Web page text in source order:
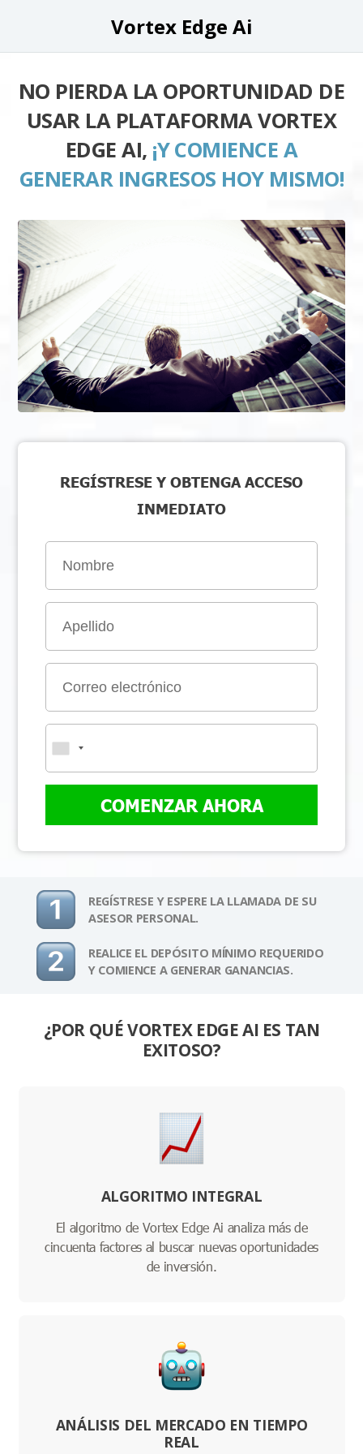
Vortex Edge Ai
NO PIERDA LA OPORTUNIDAD DE
USAR LA PLATAFORMA VORTEX
EDGE AI, ¡Y COMIENCE A
GENERAR INGRESOS HOY MISMO!
REGÍSTRESE Y OBTENGA ACCESO
INMEDIATO
COMENZAR AHORA
REGÍSTRESE Y ESPERE LA LLAMADA DE SU
ASESOR PERSONAL.
REALICE EL DEPÓSITO MÍNIMO REQUERIDO
Y COMIENCE A GENERAR GANANCIAS.
¿POR QUÉ VORTEX EDGE AI ES TAN
EXITOSO?
ALGORITMO INTEGRAL
El algoritmo de Vortex Edge Ai analiza más de
cincuenta factores al buscar nuevas oportunidades
de inversión.
ANÁLISIS DEL MERCADO EN TIEMPO
REAL